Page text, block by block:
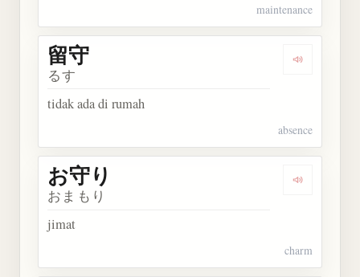
maintenance
Dengarkan
留守
るす
tidak ada di rumah
absence
Dengarkan
お守り
おまもり
jimat
charm